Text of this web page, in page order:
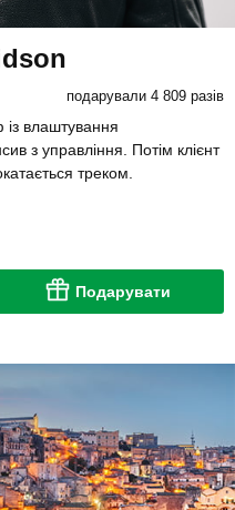
подарували 4 809 разів
із влаштування
з управління. Потім клієнт
треком.
Подарувати